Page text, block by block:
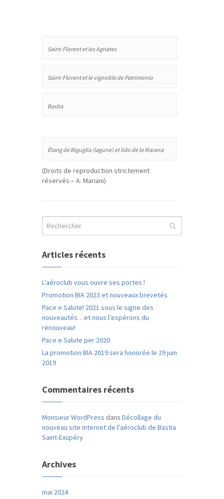
Saint-Florent et les Agriates
Saint-Florent et le vignoble de Patrimonio
Bastia
Étang de Biguglia (lagune) et lido de la Marana
(Droits de reproduction strictement
réservés – A. Mariani)
Articles récents
L’aéroclub vous ouvre ses portes !
Promotion BIA 2023 et nouveaux brevetés
Pace e Salute! 2021 sous le signe des
nouveautés…et nous l’espérons du
renouveau!
Pace e Salute per 2020
La promotion BIA 2019 sera honorée le 29 juin
2019
Commentaires récents
Monsieur WordPress dans Décollage du
nouveau site internet de l’aéroclub de Bastia
Saint-Exupéry
Archives
mai 2024